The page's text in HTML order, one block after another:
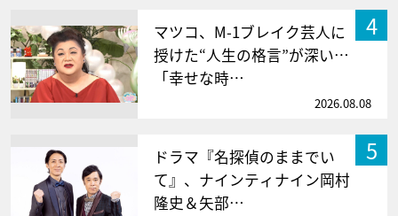
4
マツコ、M-1ブレイク芸人に
授けた“人生の格言”が深い…
「幸せな時…
2026.08.08
5
ドラマ『名探偵のままでい
て』、ナインティナイン岡村
隆史＆矢部…